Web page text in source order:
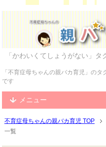
「かわいくてしょうがない」タ
「不育症母ちゃんの親バカ育児」の
です
メニュー
不育症母ちゃんの親バカ育児 TOP
一覧